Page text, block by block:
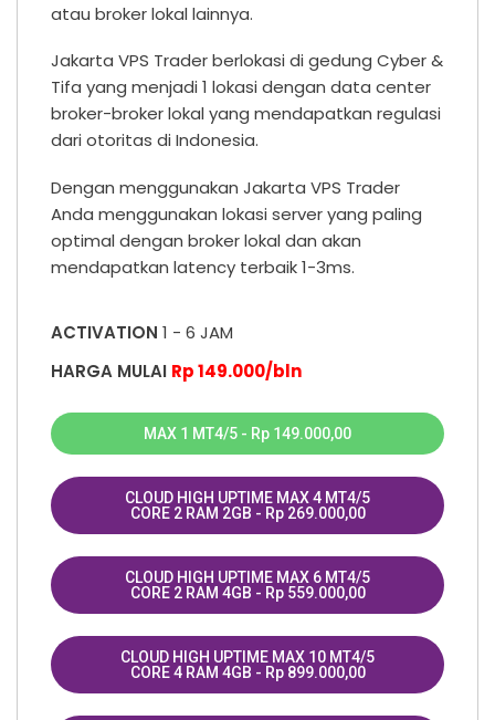
atau broker lokal lainnya.
Jakarta VPS Trader berlokasi di gedung Cyber &
Tifa yang menjadi 1 lokasi dengan data center
broker-broker lokal yang mendapatkan regulasi
dari otoritas di Indonesia.
Dengan menggunakan Jakarta VPS Trader
Anda menggunakan lokasi server yang paling
optimal dengan broker lokal dan akan
mendapatkan latency terbaik 1-3ms.
ACTIVATION 1 - 6 JAM
HARGA MULAI Rp 149.000/bln
MAX 1 MT4/5 - Rp 149.000,00
CLOUD HIGH UPTIME MAX 4 MT4/5
CORE 2 RAM 2GB - Rp 269.000,00
CLOUD HIGH UPTIME MAX 6 MT4/5
CORE 2 RAM 4GB - Rp 559.000,00
CLOUD HIGH UPTIME MAX 10 MT4/5
CORE 4 RAM 4GB - Rp 899.000,00